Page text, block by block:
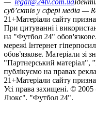
— legal@24tv.com.ua
суб’єктів у сфері медіа —
21+Матеріали сайту
При цитуванні і
на "Футбол 24"
мережі Інтернет
обов'язкове. Матеріали зі
"Партнерський
публікуємо на правах
21+Матеріали сайту
Усi права захищенi. © 2005
Люкс". "Футбол 24".